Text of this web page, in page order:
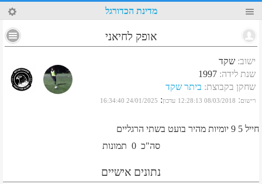
54 מדינת הכדורגל
אופק לחיאני
ישוב: שקד
שנת לידה:
1997
שחקן בקבוצת: ביתר שקד
רישום:
08/03/2018 12:28:13 עדכון:
24/01/2025 16:34:40
חייל 5 9 יומיות מהיר בועט בשתי הרגליים
סה"כ 0 תמונות
נתונים אישיים